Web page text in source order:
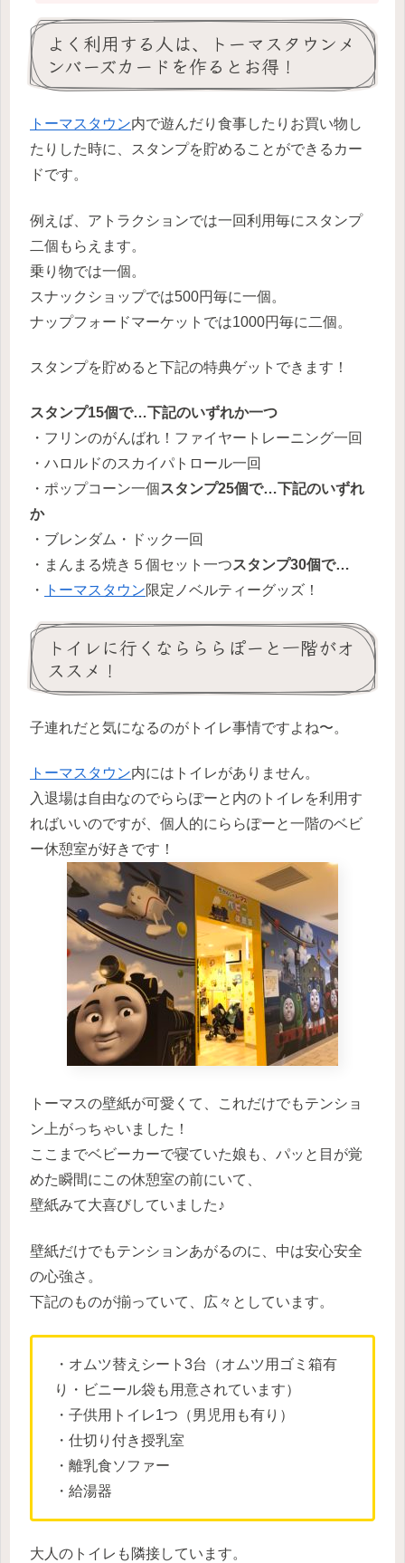
よく利用する人は、トーマスタウンメ
ンバーズカードを作るとお得！
トーマスタウン内で遊んだり食事したりお買い物し
たりした時に、スタンプを貯めることができるカー
ドです。
例えば、アトラクションでは一回利用毎にスタンプ
二個もらえます。
乗り物では一個。
スナックショップでは500円毎に一個。
ナップフォードマーケットでは1000円毎に二個。
スタンプを貯めると下記の特典ゲットできます！
スタンプ15個で…下記のいずれか一つ
・フリンのがんばれ！ファイヤートレーニング一回
・ハロルドのスカイパトロール一回
・ポップコーン一個スタンプ25個で…下記のいずれ
か
・ブレンダム・ドック一回
・まんまる焼き５個セット一つスタンプ30個で…
・
トーマスタウン限定ノベルティーグッズ！
トイレに行くならららぽーと一階がオ
ススメ！
子連れだと気になるのがトイレ事情ですよね〜。
トーマスタウン内にはトイレがありません。
入退場は自由なのでららぽーと内のトイレを利用す
ればいいのですが、 個人的にららぽーと一階のベビ
ー休憩室が好きです！
トーマスの壁紙が可愛くて、これだけでもテンショ
ン上がっちゃいました！
ここまでベビーカーで寝ていた娘も、パッと目が覚
めた瞬間にこの休憩室の前にいて、
壁紙みて大喜びしていました♪
壁紙だけでもテンションあがるのに、中は安心安全
の心強さ。
下記のものが揃っていて、広々としています。
・オムツ替えシート3台（オムツ用ゴミ箱有
り・ビニール袋も用意されています）
・子供用トイレ1つ（男児用も有り）
・仕切り付き授乳室
・離乳食ソファー
・給湯器
大人のトイレも隣接しています。